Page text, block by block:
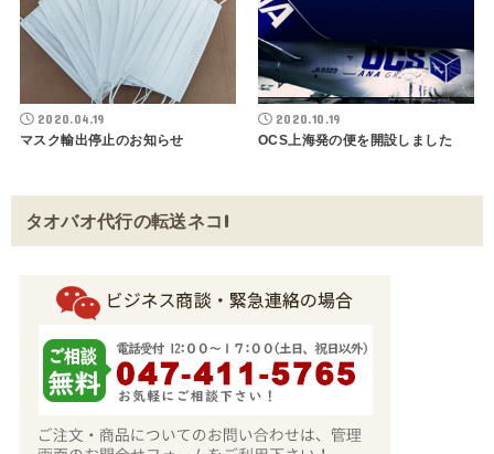
2020.04.19
マスク輸出停止のお知らせ
2020.10.19
OCS上海発の便を開設しました
タオバオ代行の転送ネコ!